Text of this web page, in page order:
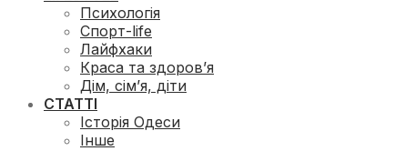
Психологія
Спорт-life
Лайфхаки
Краса та здоров’я
Дім, сім’я, діти
СТАТТІ
Історія Одеси
Інше